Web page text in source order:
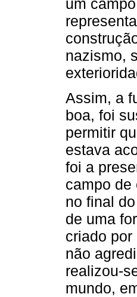
um
nazismo,
Assim, a
boa, foi
permitir
estava
foi a
campo de
no final
de uma
criado
não
realizou-
mundo,